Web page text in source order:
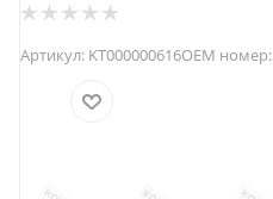
Артикул: KT000000616OEM номер: